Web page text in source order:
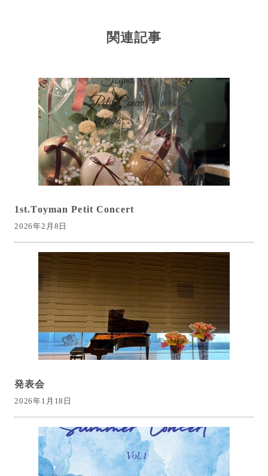
関連記事
1st.Toyman Petit Concert
2026年2月8日
発表会
2026年1月18日